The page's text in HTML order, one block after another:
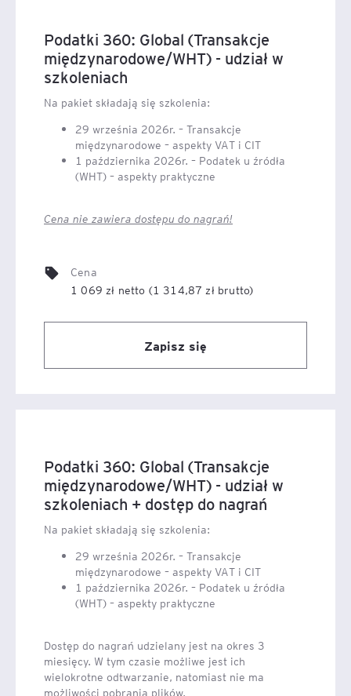
Podatki 360: Global (Transakcje
międzynarodowe/WHT) - udział w
szkoleniach
Na pakiet składają się szkolenia:
29 września 2026r. – Transakcje
międzynarodowe – aspekty VAT i CIT
1 października 2026r. – Podatek u źródła
(WHT) – aspekty praktyczne
Cena nie zawiera dostępu do nagrań!
Cena
1 069 zł netto (1 314,87 zł brutto)
Zapisz się
Podatki 360: Global (Transakcje
międzynarodowe/WHT) - udział w
szkoleniach + dostęp do nagrań
Na pakiet składają się szkolenia:
29 września 2026r. – Transakcje
międzynarodowe – aspekty VAT i CIT
1 października 2026r. – Podatek u źródła
(WHT) – aspekty praktyczne
Dostęp do nagrań udzielany jest na okres 3
miesięcy. W tym czasie możliwe jest ich
wielokrotne odtwarzanie, natomiast nie ma
możliwości pobrania plików.